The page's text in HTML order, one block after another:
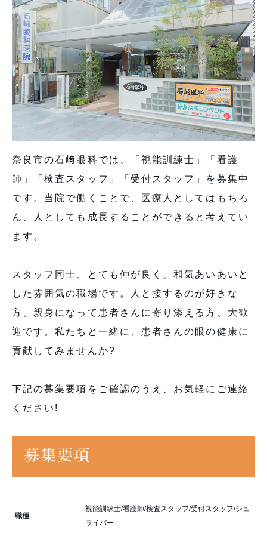
奈良市の石﨑眼科では、「視能訓練士」「看護
師」「検査スタッフ」「受付スタッフ」を募集中
です。当院で働くことで、医療人としてはもちろ
ん、人としても成長することができると考えてい
ます。
スタッフ同士、とても仲が良く、和気あいあいと
した雰囲気の職場です。人と接するのが好きな
方、親身になって患者さんに寄り添える方、大歓
迎です。私たちと一緒に、患者さんの眼の健康に
貢献してみませんか?
下記の募集要項をご確認のうえ、お気軽にご連絡
ください!
募集要項
職種
視能訓練士/看護師/検査スタッフ/受付スタッフ/シュ
ライバー